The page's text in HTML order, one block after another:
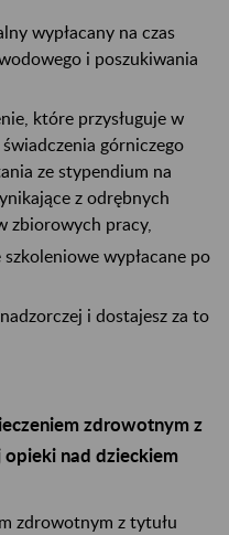
wypłacany na czas
i poszukiwania
które przysługuje w
górniczego
ze stypendium na
z odrębnych
zbiorowych pracy,
wypłacane po
i dostajesz za to
zdrowotnym z
nad dzieckiem
zdrowotnym z tytułu